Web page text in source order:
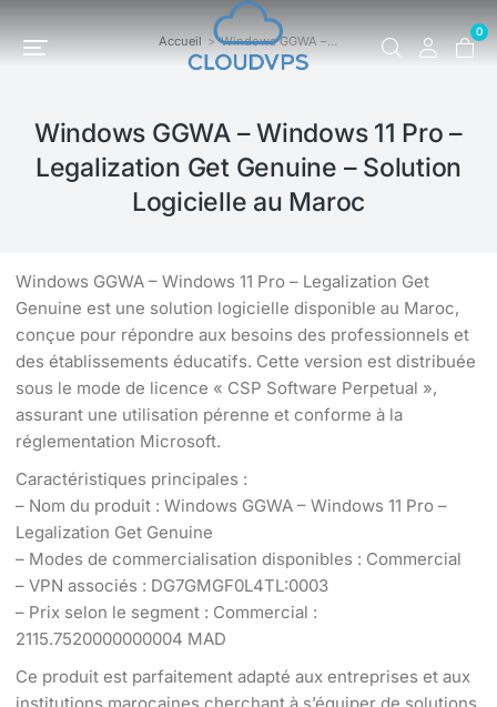
0
Vous êtes ici : Accueil Windows GGWA –…
Windows GGWA – Windows 11 Pro –
Legalization Get Genuine – Solution
Logicielle au Maroc
Windows GGWA – Windows 11 Pro – Legalization Get
Genuine est une solution logicielle disponible au Maroc,
conçue pour répondre aux besoins des professionnels et
des établissements éducatifs. Cette version est distribuée
sous le mode de licence « CSP Software Perpetual »,
assurant une utilisation pérenne et conforme à la
réglementation Microsoft.
Caractéristiques principales :
– Nom du produit : Windows GGWA – Windows 11 Pro –
Legalization Get Genuine
– Modes de commercialisation disponibles : Commercial
– VPN associés : DG7GMGF0L4TL:0003
– Prix selon le segment : Commercial :
2115.7520000000004 MAD
Ce produit est parfaitement adapté aux entreprises et aux